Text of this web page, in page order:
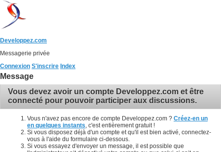
Developpez.com
Messagerie privée
Connexion S'inscrire Index
Message
Vous devez avoir un compte Developpez.com et être
connecté pour pouvoir participer aux discussions.
Vous n'avez pas encore de compte Developpez.com ? Créez-en un
en quelques instants , c'est entièrement gratuit !
Si vous disposez déjà d'un compte et qu'il est bien activé, connectez-
vous à l'aide du formulaire ci-dessous.
Si vous essayez d'envoyer un message, il est possible que